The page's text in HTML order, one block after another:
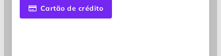
Cartão de crédito